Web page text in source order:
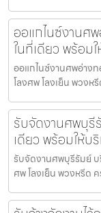
ออแกไนซ์งานศ
ในที่เดียว พร้อม
ออแกไนซ์งานศพอ่าง
โลงศพ โลงเย็น พวงห
รับจัดงานศพบุรี
เดียว พร้อมให้บ
รับจัดงานศพบุรีรัมย์
ศพ โลงเย็น พวงหรีด